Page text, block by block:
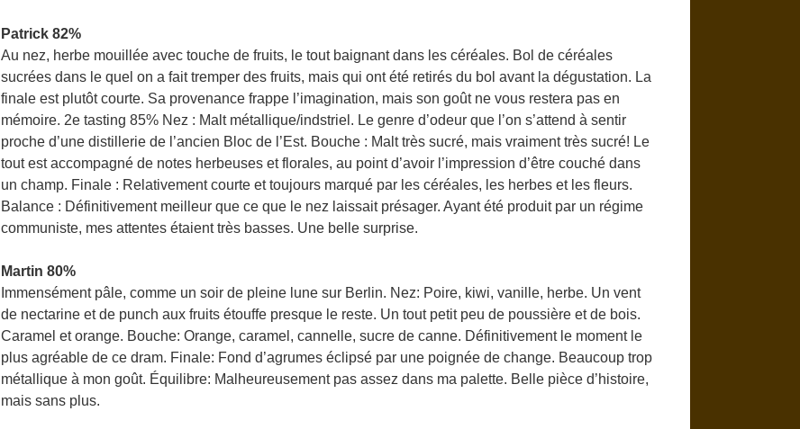
Patrick 82%
Au nez, herbe mouillée avec touche de fruits, le tout baignant dans les céréales. Bol de céréales
sucrées dans le quel on a fait tremper des fruits, mais qui ont été retirés du bol avant la dégustation. La
finale est plutôt courte. Sa provenance frappe l’imagination, mais son goût ne vous restera pas en
mémoire. 2e tasting 85% Nez : Malt métallique/indstriel. Le genre d’odeur que l’on s’attend à sentir
proche d’une distillerie de l’ancien Bloc de l’Est. Bouche : Malt très sucré, mais vraiment très sucré! Le
tout est accompagné de notes herbeuses et florales, au point d’avoir l’impression d’être couché dans
un champ. Finale : Relativement courte et toujours marqué par les céréales, les herbes et les fleurs.
Balance : Définitivement meilleur que ce que le nez laissait présager. Ayant été produit par un régime
communiste, mes attentes étaient très basses. Une belle surprise.
Martin 80%
Immensément pâle, comme un soir de pleine lune sur Berlin. Nez: Poire, kiwi, vanille, herbe. Un vent
de nectarine et de punch aux fruits étouffe presque le reste. Un tout petit peu de poussière et de bois.
Caramel et orange. Bouche: Orange, caramel, cannelle, sucre de canne. Définitivement le moment le
plus agréable de ce dram. Finale: Fond d’agrumes éclipsé par une poignée de change. Beaucoup trop
métallique à mon goût. Équilibre: Malheureusement pas assez dans ma palette. Belle pièce d’histoire,
mais sans plus.